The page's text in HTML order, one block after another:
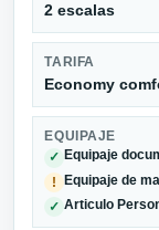
2 escalas
TARIFA
Economy
EQUIPAJE
✓ Equipaje
! Equipaje de
✓ Articulo